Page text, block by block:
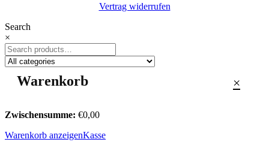
Vertrag widerrufen
Search
×
Shopping cart ×
Zwischensumme: €0,00
Warenkorb anzeigenKasse